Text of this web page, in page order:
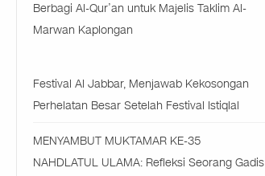
Berbagi Al-Qur’an untuk Majelis Taklim Al-
Marwan Kaplongan
Festival Al Jabbar, Menjawab Kekosongan
Perhelatan Besar Setelah Festival Istiqlal
MENYAMBUT MUKTAMAR KE-35
NAHDLATUL ULAMA: Refleksi Seorang Gadis